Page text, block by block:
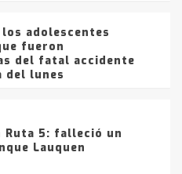
adolescentes
fueron
del fatal accidente
del lunes
Ruta 5: falleció un
Lauquen